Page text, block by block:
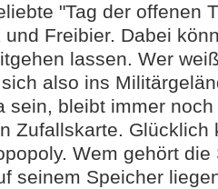
"Tag der offenen
Freibier. Dabei
lassen. Wer
also ins
sein, bleibt immer
Zufallskarte.
Wem gehört
seinem Speicher